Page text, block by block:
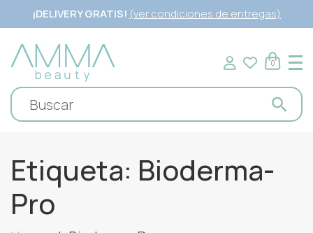
¡DELIVERY GRATIS! (ver condiciones de entregas)
0
Etiqueta: Bioderma-
Pro